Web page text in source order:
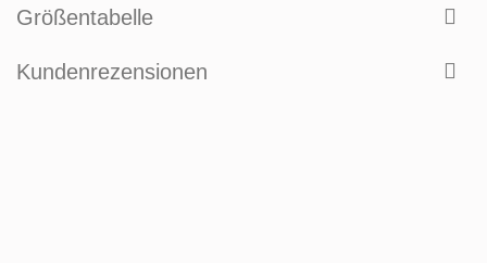
Größentabelle
Kundenrezensionen